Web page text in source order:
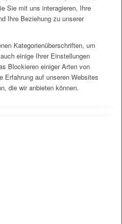
Sie mit uns interagieren, Ihre
Ihre Beziehung zu unserer
Kategorienüberschriften, um
einige Ihrer Einstellungen
Blockieren einiger Arten von
Erfahrung auf unseren Websites
die wir anbieten können.